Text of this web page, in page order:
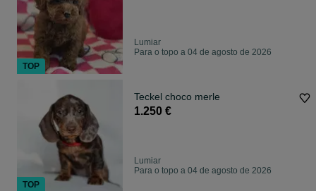
Lumiar
Para o topo a 04 de agosto de 2026
Teckel choco merle
1.250 €
Lumiar
Para o topo a 04 de agosto de 2026
TOP
TOP